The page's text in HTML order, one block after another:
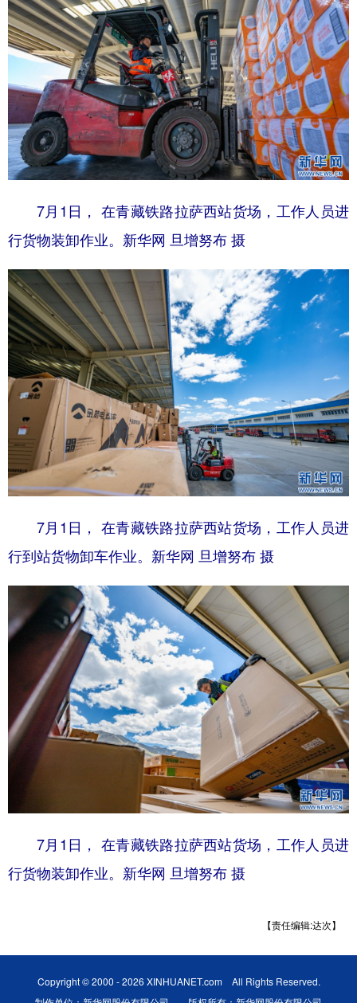
7月1日， 在青藏铁路拉萨西站货场，工作人员进
行货物装卸作业。新华网 旦增努布 摄
7月1日， 在青藏铁路拉萨西站货场，工作人员进
行到站货物卸车作业。新华网 旦增努布 摄
7月1日， 在青藏铁路拉萨西站货场，工作人员进
行货物装卸作业。新华网 旦增努布 摄
【责任编辑:达次】
Copyright © 2000 - 2026 XINHUANET.com All Rights Reserved.